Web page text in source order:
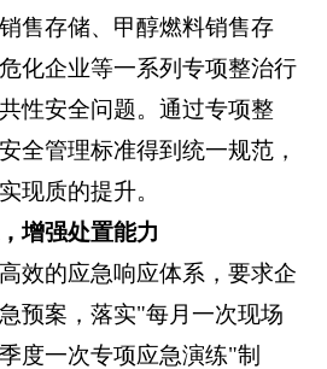
售存储、甲醇燃料销售存
化企业等一系列专项整治行
性安全问题。通过专项整
全管理标准得到统一规范，
现质的提升。
增强处置能力
效的应急响应体系，要求企
预案，落实"每月一次现场
度一次专项应急演练"制